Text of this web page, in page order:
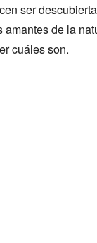
ser
amantes de la
cuáles son.